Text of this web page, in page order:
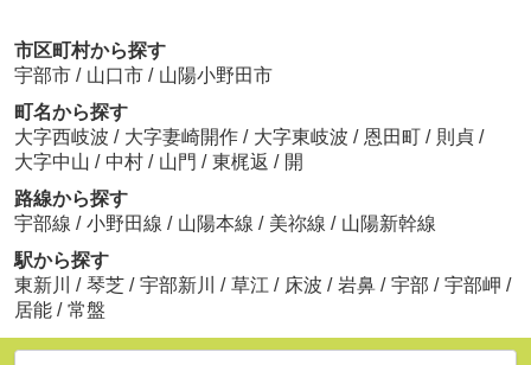
市区町村から探す
宇部市 / 山口市 / 山陽小野田市
町名から探す
大字西岐波 / 大字妻崎開作 / 大字東岐波 / 恩田町 / 則貞 /
大字中山 / 中村 / 山門 / 東梶返 / 開
路線から探す
宇部線 / 小野田線 / 山陽本線 / 美祢線 / 山陽新幹線
駅から探す
東新川
/ 琴芝 / 宇部新川 / 草江 / 床波 / 岩鼻 / 宇部 / 宇部岬 /
居能 / 常盤